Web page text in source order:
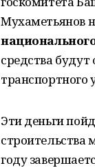
Мухаметьянов
средства
транспортного
Эти деньги
строительства
году